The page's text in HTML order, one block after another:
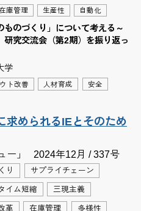
庫管理 生産性 自動化
ものづくり」について考える～
研究交流会（第2期）を振り返っ
学
ト改善 人材育成 安全
求められるIEとそのため
ー」 2024年12月 / 337号
り サプライチェーン
イム短縮 三現主義
革 在庫管理 多様性